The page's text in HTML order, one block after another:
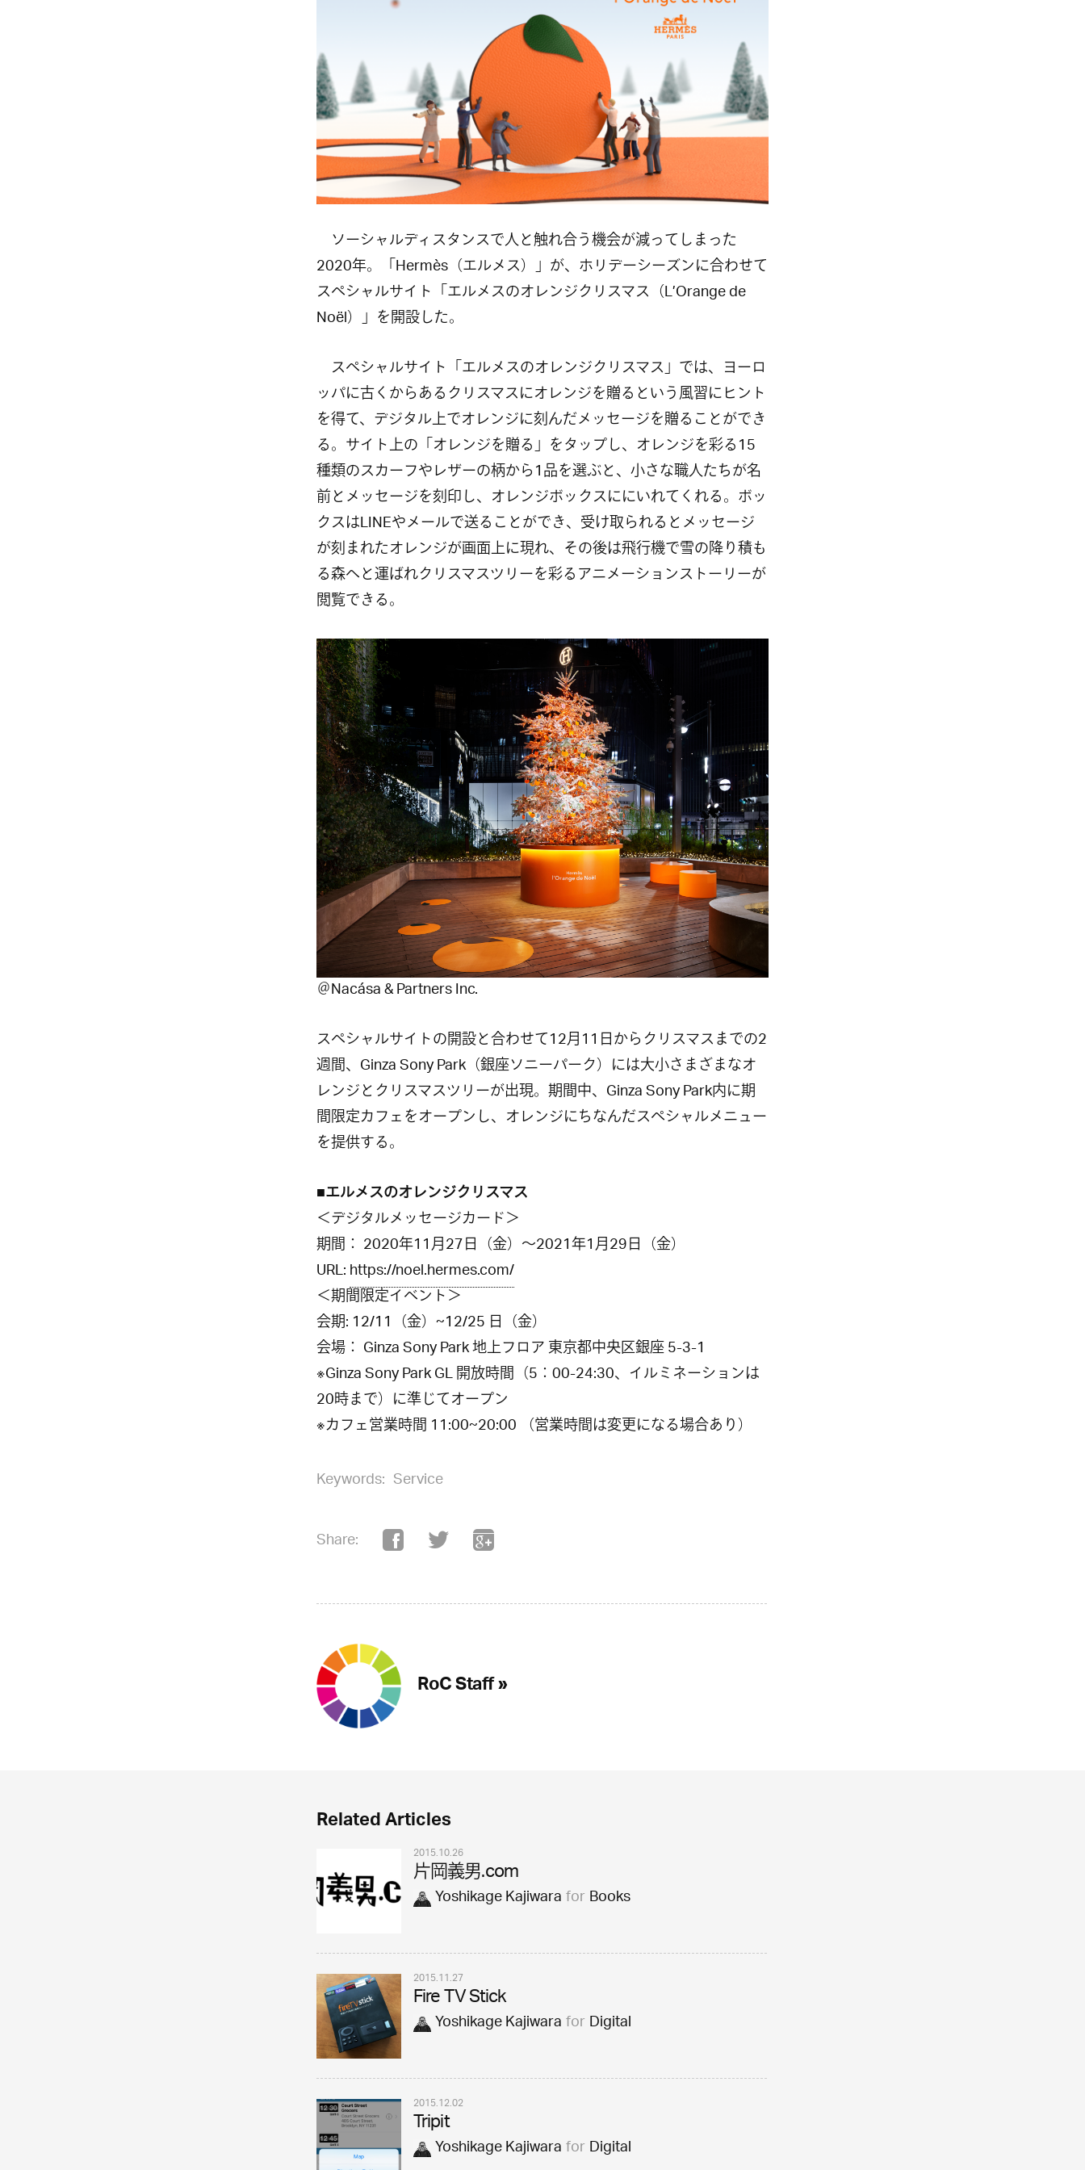
ソーシャルディスタンスで人と触れ合う機会が減ってしまった
2020年。「Hermès （エルメス）」が、ホリデーシーズンに合わせて
スペシャルサイト「エルメスのオレンジクリスマス（L’Orange de
Noël）」を開設した。
スペシャルサイト「エルメスのオレンジクリスマス」では、ヨーロ
ッパに古くからあるクリスマスにオレンジを贈るという風習にヒント
を得て、デジタル上でオレンジに刻んだメッセージを贈ることができ
る。サイト上の「オレンジを贈る」をタップし、オレンジを彩る15
種類のスカーフやレザーの柄から1品を選ぶと、小さな職人たちが名
前とメッセージを刻印し、オレンジボックスににいれてくれる。ボッ
クスはLINEやメールで送ることができ、受け取られるとメッセージ
が刻まれたオレンジが画面上に現れ、その後は飛行機で雪の降り積も
る森へと運ばれクリスマスツリーを彩るアニメーションストーリーが
閲覧できる。
＠Nacása & Partners Inc.
スペシャルサイトの開設と合わせて12月11日からクリスマスまでの2
週間、 Ginza Sony Park（銀座ソニーパーク）には大小さまざまなオ
レンジとクリスマスツリーが出現。期間中、 Ginza Sony Park内に期
間限定カフェをオープンし、オレンジにちなんだスペシャルメニュー
を提供する。
■エルメスのオレンジクリスマス
＜デジタルメッセージカード＞
期間： 2020年11月27日（金）～2021年1月29日（金）
URL:https://noel.hermes.com/
＜期間限定イベント＞
会期: 12/11 （金） ~12/25 日（金）
会場： Ginza Sony Park地上フロア東京都中央区銀座5-3-1
※Ginza Sony Park GL開放時間（5 ： 00-24:30、イルミネーションは
20時まで）に準じてオープン
※カフェ営業時間11:00~20:00 （営業時間は変更になる場合あり）
Keywords: Service
Share:
RoC Staff »
Related Articles
2015.10.26
片岡義男.com
Yoshikage KajiwaraforBooks
2015.11.27
Fire TV Stick
Yoshikage KajiwaraforDigital
2015.12.02
Tripit
Yoshikage KajiwaraforDigital